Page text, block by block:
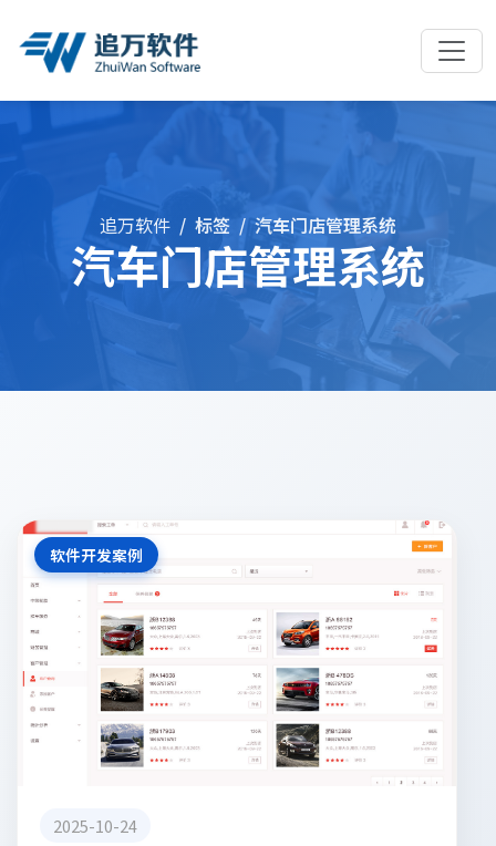
追万软件 标签 汽车门店管理系统
汽车门店管理系统
软件开发案例
2025-10-24